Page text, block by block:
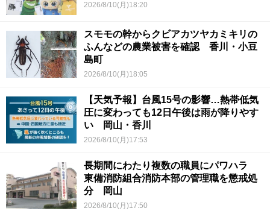
2026/8/10(月)18:20
スモモの幹からクビアカツヤカミキリの
ふんなどの農業被害を確認 香川・小豆
島町
2026/8/10(月)18:05
【天気予報】台風15号の影響…熱帯低気
圧に変わっても12日午後は雨が降りやす
い 岡山・香川
2026/8/10(月)17:53
長期間にわたり複数の職員にパワハラ
東備消防組合消防本部の管理職を懲戒処
分 岡山
2026/8/10(月)17:50